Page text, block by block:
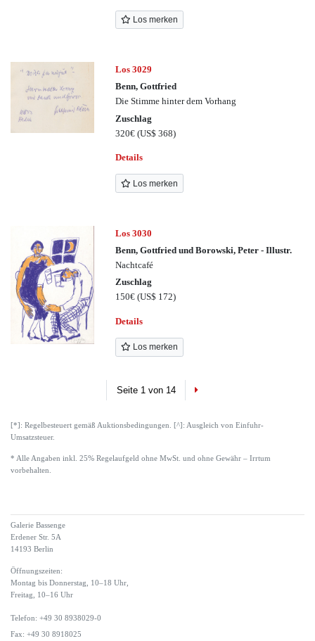
Los merken
Los 3029
Benn, Gottfried
Die Stimme hinter dem Vorhang
Zuschlag
320€(US$ 368)
Details
Los merken
Los 3030
Benn, Gottfried und Borowski, Peter - Illustr.
Nachtcafé
Zuschlag
150€(US$ 172)
Details
Los merken
Seite 1 von 14 Next
[*]: Regelbesteuert gemäß Auktionsbedingungen. [^]: Ausgleich von Einfuhr-
Umsatzsteuer.
* Alle Angaben inkl. 25% Regelaufgeld ohne MwSt. und ohne Gewähr – Irrtum
vorbehalten.
Galerie Bassenge
Erdener Str. 5A
14193 Berlin
Öffnungszeiten:
Montag bis Donnerstag, 10–18 Uhr,
Freitag, 10–16 Uhr
Telefon: +49 30 8938029-0
Fax: +49 30 8918025